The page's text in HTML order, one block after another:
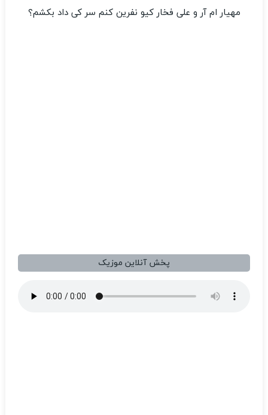
مهیار ام آر و علی فخار کیو نفرین کنم سر کی داد بکشم؟
پخش آنلاین موزیک